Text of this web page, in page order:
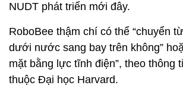
NUDT phát triển mới đây.
RoboBee thậm chí có thể “chuyển
dưới nước sang bay trên không”
mặt bằng lực tĩnh điện”, theo thông
thuộc Đại học Harvard.